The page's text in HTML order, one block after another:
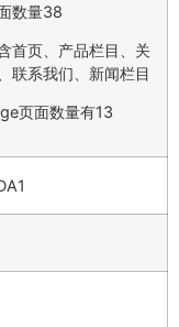
数量38
首页、产品栏目、关
联系我们、新闻栏目
页面数量有13